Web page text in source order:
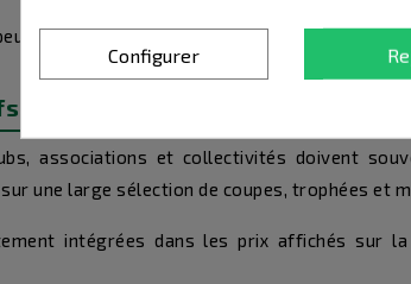
être proposé selon le type de
pour les commandes en volume
associations et collectivités doivent
une large sélection de coupes, trophées et
intégrées dans les prix affichés sur
Configurer